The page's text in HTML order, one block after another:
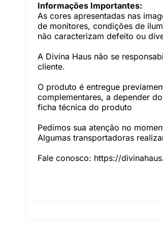
Informações Importantes:
As cores apresentadas nas
de monitores, condições de
não caracterizam defeito ou
A Divina Haus não se
cliente.
O produto é entregue
complementares, a depender
ficha técnica do produto
Pedimos sua atenção no
Algumas transportadoras
Fale conosco: https://